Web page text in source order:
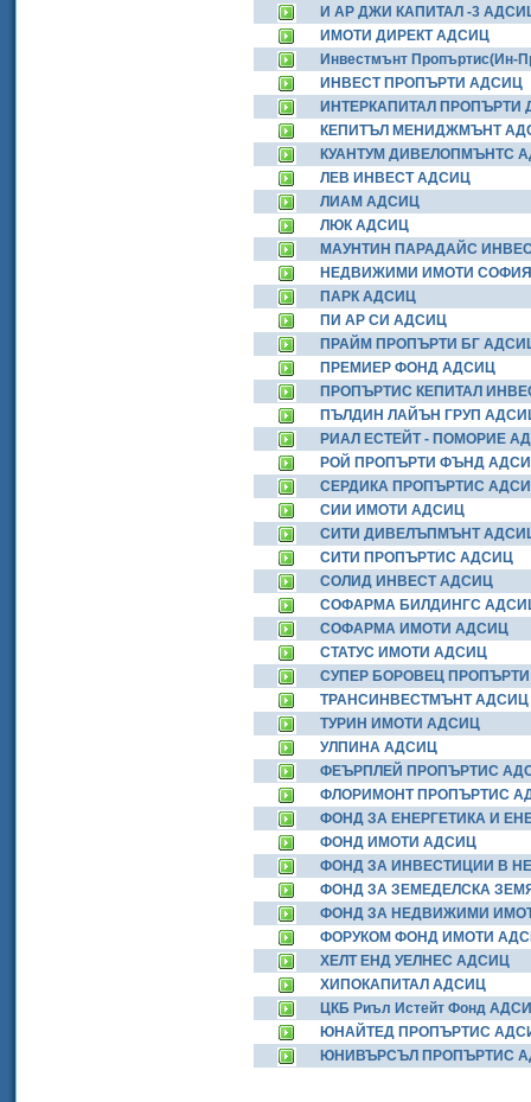
И АР ДЖИ КАПИТАЛ -3
ИМОТИ ДИРЕКТ АДСИЦ
Инвестмънт Пропъртис(Ин-
ИНВЕСТ ПРОПЪРТИ АДСИЦ
ИНТЕРКАПИТАЛ
КЕПИТЪЛ МЕНИДЖМЪНТ
КУАНТУМ ДИВЕЛОПМЪНТС
ЛЕВ ИНВЕСТ АДСИЦ
ЛИАМ АДСИЦ
ЛЮК АДСИЦ
МАУНТИН ПАРАДАЙС
НЕДВИЖИМИ ИМОТИ
ПАРК АДСИЦ
ПИ АР СИ АДСИЦ
ПРАЙМ ПРОПЪРТИ БГ
ПРЕМИЕР ФОНД АДСИЦ
ПРОПЪРТИС КЕПИТАЛ
ПЪЛДИН ЛАЙЪН ГРУП
РИАЛ ЕСТЕЙТ - ПОМОРИЕ
РОЙ ПРОПЪРТИ ФЪНД
СЕРДИКА ПРОПЪРТИС
СИИ ИМОТИ АДСИЦ
СИТИ ДИВЕЛЪПМЪНТ
СИТИ ПРОПЪРТИС АДСИЦ
СОЛИД ИНВЕСТ АДСИЦ
СОФАРМА БИЛДИНГС
СОФАРМА ИМОТИ АДСИЦ
СТАТУС ИМОТИ АДСИЦ
СУПЕР БОРОВЕЦ
ТРАНСИНВЕСТМЪНТ АДСИЦ
ТУРИН ИМОТИ АДСИЦ
УЛПИНА АДСИЦ
ФЕЪРПЛЕЙ ПРОПЪРТИС
ФЛОРИМОНТ ПРОПЪРТИС
ФОНД ЗА ЕНЕРГЕТИКА И
ФОНД ИМОТИ АДСИЦ
ФОНД ЗА ИНВЕСТИЦИИ В
ФОНД ЗА ЗЕМЕДЕЛСКА
ФОНД ЗА НЕДВИЖИМИ
ФОРУКОМ ФОНД ИМОТИ
ХЕЛТ ЕНД УЕЛНЕС АДСИЦ
ХИПОКАПИТАЛ АДСИЦ
ЦКБ Риъл Истейт Фонд
ЮНАЙТЕД ПРОПЪРТИС
ЮНИВЪРСЪЛ ПРОПЪРТИС